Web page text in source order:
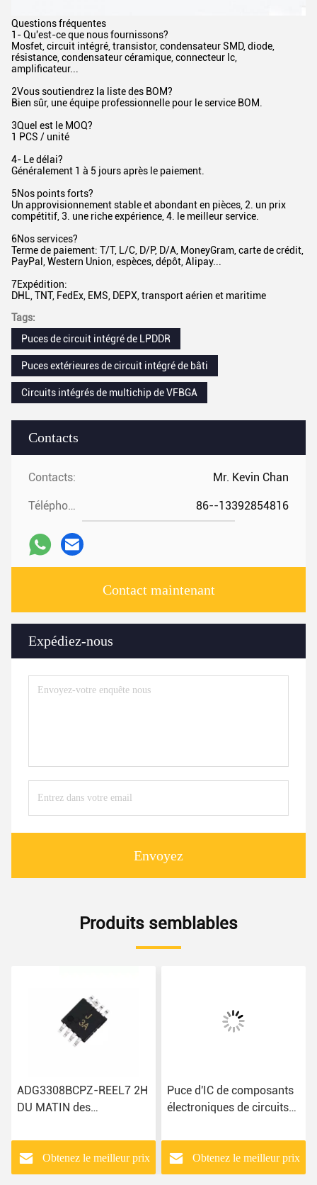
Contacts
Contacts: Mr. Kevin Chan
Téléphone: 86--13392854816
Contact maintenant
Expédiez-nous
Envoyez
Questions fréquentes
1- Qu'est-ce que nous fournissons?
Mosfet, circuit intégré, transistor, condensateur SMD, diode,
résistance, condensateur céramique, connecteur Ic,
amplificateur...
2Vous soutiendrez la liste des BOM?
Bien sûr, une équipe professionnelle pour le service BOM.
3Quel est le MOQ?
1 PCS / unité
4- Le délai?
Généralement 1 à 5 jours après le paiement.
5Nos points forts?
Un approvisionnement stable et abondant en pièces, 2. un prix
compétitif, 3. une riche expérience, 4. le meilleur service.
6Nos services?
Terme de paiement: T/T, L/C, D/P, D/A, MoneyGram, carte de crédit,
PayPal, Western Union, espèces, dépôt, Alipay...
7Expédition:
DHL, TNT, FedEx, EMS, DEPX, transport aérien et maritime
Tags:
Puces de circuit intégré de LPDDR
Puces extérieures de circuit intégré de bâti
Circuits intégrés de multichip de VFBGA
Produits semblables
ADG3308BCPZ-REEL7 2H
DU MATIN des
ADA4084- - puce de R7
AD7810YR
ADUM4400CRIZ IC
Obtenez le meilleur prix
Puce d'IC ​​de composants
électroniques de circuits
TPS659114A2NMAR
MultichipObtenez le meilleur prix